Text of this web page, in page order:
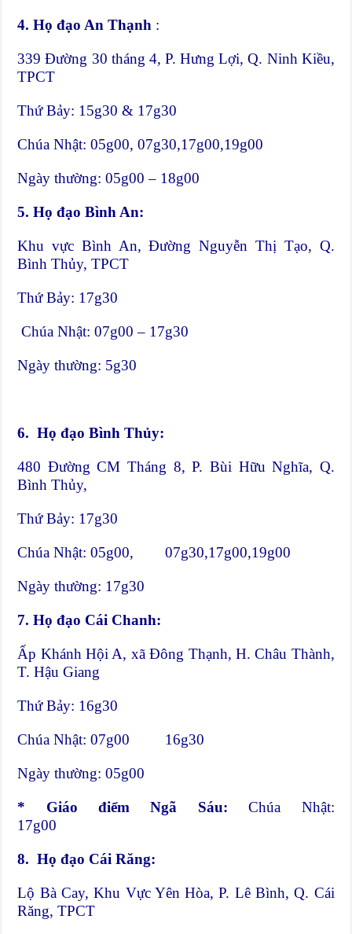
4. Họ đạo An Thạnh :
339 Đường 30 tháng 4, P. Hưng Lợi, Q. Ninh Kiều,
TPCT
Thứ Bảy: 15g30 & 17g30
Chúa Nhật: 05g00, 07g30,17g00,19g00
Ngày thường: 05g00 – 18g00
5. Họ đạo Bình An:
Khu vực Bình An, Đường Nguyễn Thị Tạo, Q.
Bình Thủy, TPCT
Thứ Bảy: 17g30
Chúa Nhật: 07g00 – 17g30
Ngày thường: 5g30
6. Họ đạo Bình Thủy:
480 Đường CM Tháng 8, P. Bùi Hữu Nghĩa, Q.
Bình Thủy,
Thứ Bảy: 17g30
Chúa Nhật: 05g00, 07g30,17g00,19g00
Ngày thường: 17g30
7. Họ đạo Cái Chanh:
Ấp Khánh Hội A, xã Đông Thạnh, H. Châu Thành,
T. Hậu Giang
Thứ Bảy: 16g30
Chúa Nhật: 07g00 16g30
Ngày thường: 05g00
* Giáo điểm Ngã Sáu: Chúa Nhật:
17g00
8. Họ đạo Cái Răng:
Lộ Bà Cay, Khu Vực Yên Hòa, P. Lê Bình, Q. Cái
Răng, TPCT